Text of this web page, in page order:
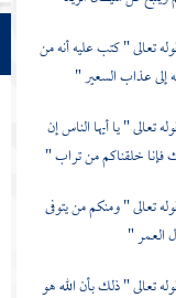
تعالى " كتب عليه أنه من
إلى عذاب السعير "
تعالى " يا أيها الناس إن
فإنا خلقناكم من تراب "
تعالى " ومنكم من يتوفى
العمر "
تعالى " ذلك بأن الله هو